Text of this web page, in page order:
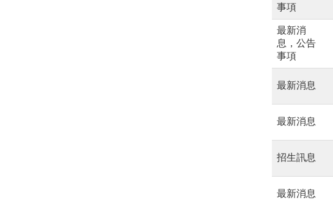
事項
最新消
息，公告
事項
最新消息
最新消息
招生訊息
最新消息